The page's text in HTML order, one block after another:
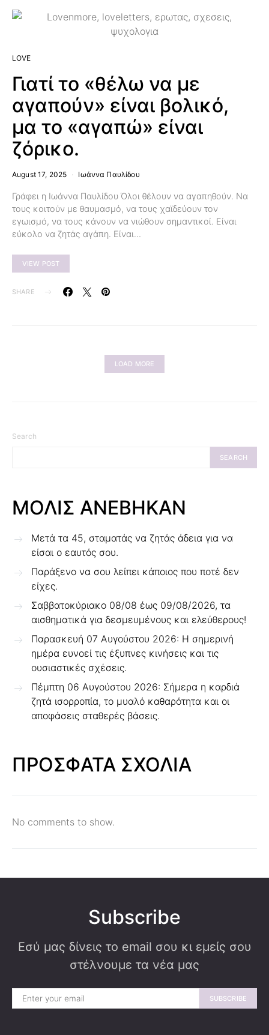
LOVE
Γιατί το «θέλω να με
αγαπούν» είναι βολικό,
μα το «αγαπώ» είναι
ζόρικο.
August 17, 2025 Ιωάννα Παυλίδου
Γράφει η Ιωάννα Παυλίδου Όλοι θέλουν να αγαπηθούν. Να
τους κοιτούν με θαυμασμό, να τους χαϊδεύουν τον
εγωισμό, να τους κάνουν να νιώθουν σημαντικοί. Είναι
εύκολο να ζητάς αγάπη. Είναι…
VIEW POST
SHARE
LOAD MORE
Search
SEARCH
ΜΟΛΙΣ ΑΝΕΒΗΚΑΝ
Μετά τα 45, σταματάς να ζητάς άδεια για να
είσαι ο εαυτός σου.
Παράξενο να σου λείπει κάποιος που ποτέ δεν
είχες.
Σαββατοκύριακο 08/08 έως 09/08/2026, τα
αισθηματικά για δεσμευμένους και ελεύθερους!
Παρασκευή 07 Αυγούστου 2026: Η σημερινή
ημέρα ευνοεί τις έξυπνες κινήσεις και τις
ουσιαστικές σχέσεις.
Πέμπτη 06 Αυγούστου 2026: Σήμερα η καρδιά
ζητά ισορροπία, το μυαλό καθαρότητα και οι
αποφάσεις σταθερές βάσεις.
ΠΡΟΣΦΑΤΑ ΣΧΟΛΙΑ
No comments to show.
Subscribe
Εσύ μας δίνεις το email σου κι εμείς σου
στέλνουμε τα νέα μας
SUBSCRIBE